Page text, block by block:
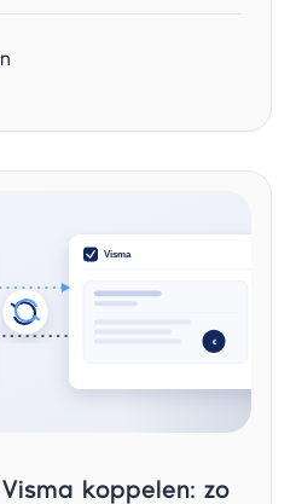
koppelen: zo